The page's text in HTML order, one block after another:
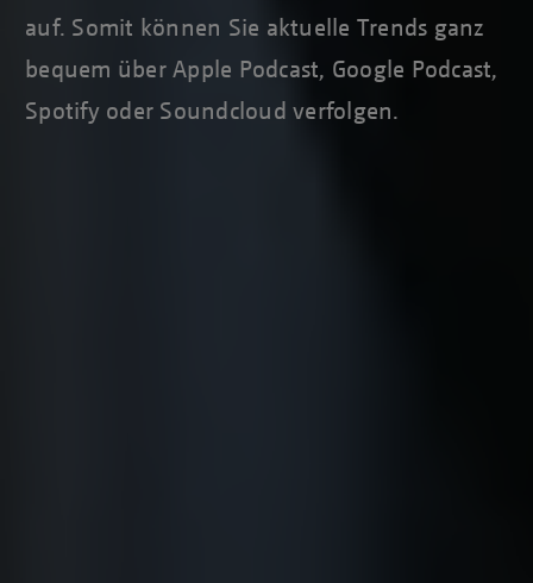
auf. Somit können Sie aktuelle Trends ganz
bequem über Apple Podcast, Google Podcast,
Spotify oder Soundcloud verfolgen.